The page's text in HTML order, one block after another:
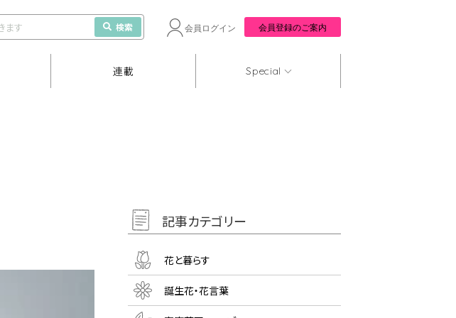
検索 会員ログイン 会員登録のご案内
連載 Special
記事カテゴリー
花と暮らす
誕生花・花言葉